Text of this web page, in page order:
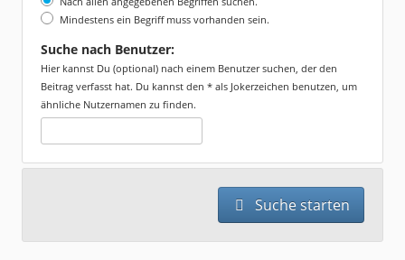
Mindestens ein Begriff muss vorhanden sein.
Suche nach Benutzer:
Hier kannst Du (optional) nach einem Benutzer suchen, der den
Beitrag verfasst hat. Du kannst den * als Jokerzeichen benutzen, um
ähnliche Nutzernamen zu finden.
Suche starten